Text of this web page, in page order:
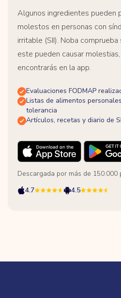
Algunos ingredientes pueden
molestos en personas con
irritable (SII). Noba
este pueden causar
encontrarás en la app.
Evaluaciones FODMAP
Listas de alimentos
tolerancia
Artículos, recetas y diario de
Descargada por más de 150.000
4.7
4.5